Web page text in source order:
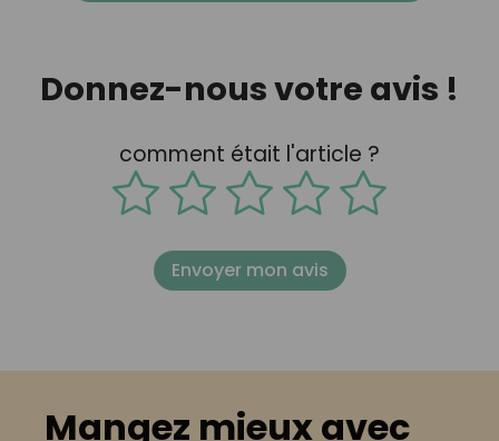
Donnez-nous votre avis !
comment était l'article ?
Envoyer mon avis
Mangez mieux avec